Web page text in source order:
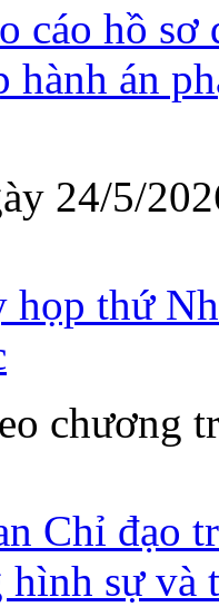
cáo hồ sơ
hành án
24/5/
họp thứ
chương
Chỉ đạo
sự và